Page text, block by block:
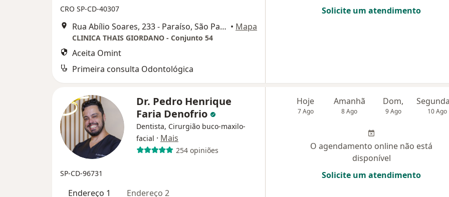
CRO SP-CD-40307
Rua Abílio Soares, 233 - Paraíso, São Paulo, São Paulo • Mapa
CLINICA THAIS GIORDANO - Conjunto 54
Aceita Omint
Primeira consulta Odontológica
Solicite um atendimento
Dr. Pedro Henrique
Faria Denofrio
Dentista, Cirurgião buco-maxilo-
facial · Mais
254 opiniões
SP-CD-96731
Endereço 1 Endereço 2
Hoje
7 Ago
Amanhã
8 Ago
Dom,
9 Ago 10 Ago
O agendamento online não está
disponível
Solicite um atendimento